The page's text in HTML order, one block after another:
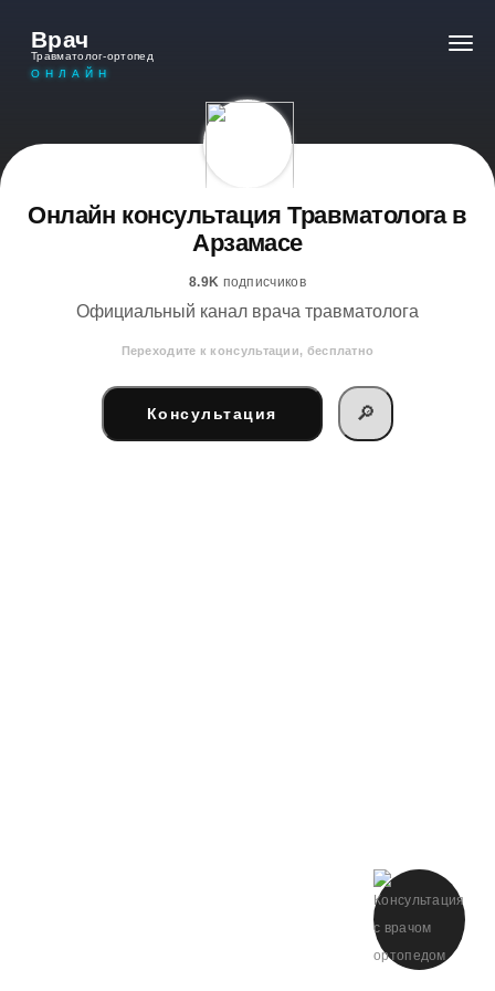
Врач
Травматолог-ортопед
ОНЛАЙН
Онлайн консультация Травматолога в
Арзамасе
8.9K подписчиков
Официальный канал врача травматолога
Переходите к консультации, бесплатно
Консультация 🔎